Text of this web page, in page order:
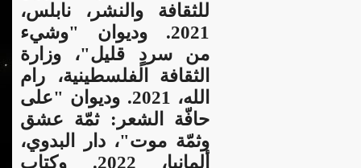
للثقافة والنشر، نابلس،
2021. وديوان "وشيء
من سردٍ قليل"، وزارة
الثقافة الفلسطينية، رام
الله، 2021. وديوان "على
حافّة الشعر: ثمّة عشق
وثمّة موت"، دار البدوي،
ألمانيا، 2022. وكتاب